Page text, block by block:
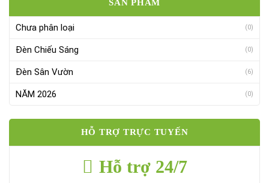
SẢN PHẨM
Chưa phân loại (0)
Đèn Chiếu Sáng (0)
Đèn Sân Vườn (6)
NĂM 2026 (0)
HỖ TRỢ TRỰC TUYẾN
Hỗ trợ 24/7